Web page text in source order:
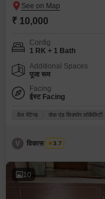
₹ 10,000
Config
1 RK + 1 Bath
Additional Spaces
पूजा रूम
Facing
ईस्ट Facing
वेल मेंटेन्ड सेफ़ एंड सिक्योर लोकैलिटी
V विकास भारद्वाज
3.7
10